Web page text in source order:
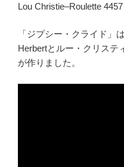
Lou Christie–Roulette 4457
「ジプシー・クライド」
Herbertとルー・クリステ
が作りました。